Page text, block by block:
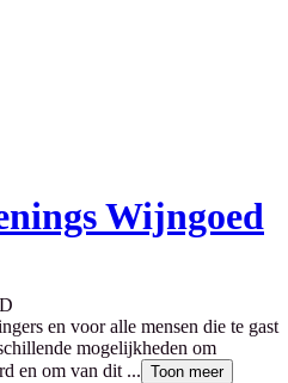
Wijngoed
en voor alle mensen die te gast
mogelijkheden om
en om van dit ... Toon meer